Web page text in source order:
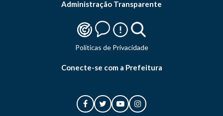
Administração Transparente
Politicas de Privacidade
Conecte-se com a Prefeitura